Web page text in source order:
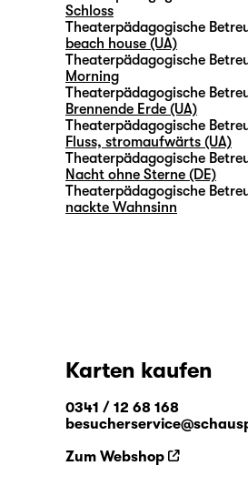
Schloss
Theaterpädagogische
beach house (UA)
Theaterpädagogische
Morning
Theaterpädagogische
Brennende Erde (UA)
Theaterpädagogische
Fluss, stromaufwärts (UA)
Theaterpädagogische
Nacht ohne Sterne (DE)
Theaterpädagogische
nackte Wahnsinn
Karten kaufen
0341 / 12 68 168
Zum Webshop